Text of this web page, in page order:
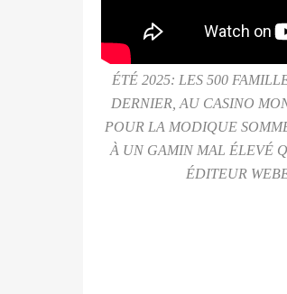
ÉTÉ 2025: LES 500
DERNIER, AU CASINO
POUR LA MODIQUE
À UN GAMIN MAL ÉLEVÉ
ÉDITEUR